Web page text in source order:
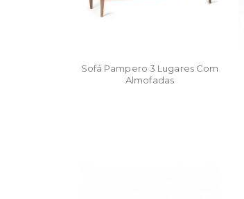
Sofá Pampero 3 Lugares Com
Almofadas